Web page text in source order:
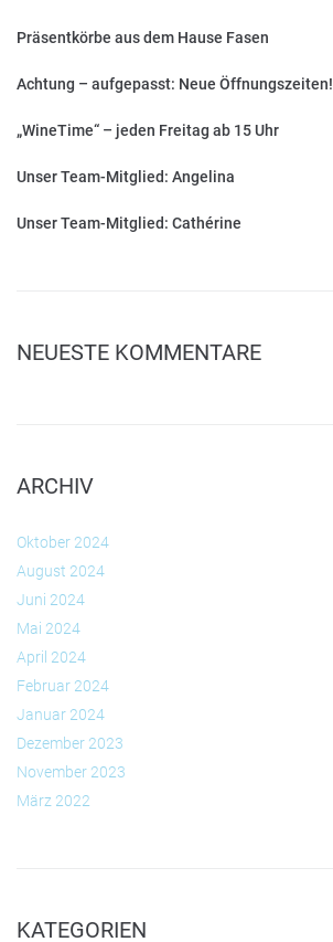
Präsentkörbe aus dem Hause Fasen
Achtung – aufgepasst: Neue Öffnungszeiten!
„WineTime“ – jeden Freitag ab 15 Uhr
Unser Team-Mitglied: Angelina
Unser Team-Mitglied: Cathérine
NEUESTE KOMMENTARE
ARCHIV
Oktober 2024
August 2024
Juni 2024
Mai 2024
April 2024
Februar 2024
Januar 2024
Dezember 2023
November 2023
März 2022
KATEGORIEN